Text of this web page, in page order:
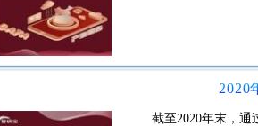
2020
截至2020年末，